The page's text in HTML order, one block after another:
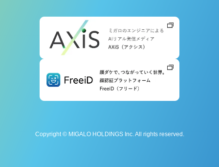
Copyright © MIGALO HOLDINGS Inc. All rights reserved.